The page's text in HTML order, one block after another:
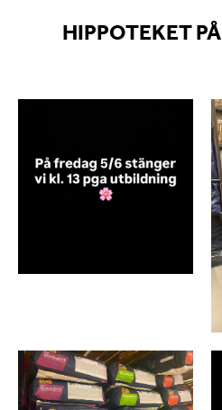
HIPPOTEKET